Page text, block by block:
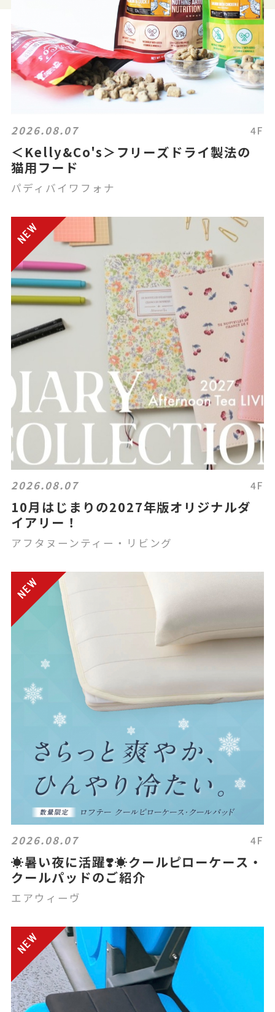
2026.08.07 4F
＜Kelly&Co's＞フリーズドライ製法の
猫用フード
パディバイワフォナ
2026.08.07 4F
10月はじまりの2027年版オリジナルダ
イアリー！
アフタヌーンティー・リビング
2026.08.07 4F
☀️暑い夜に活躍❣️☀️クールピローケース・
クールパッドのご紹介
エアウィーヴ